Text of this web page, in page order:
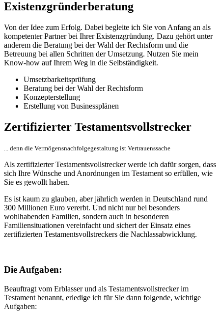
Existenzgründerberatung
Von der Idee zum Erfolg. Dabei begleite ich Sie von Anfang an als
kompetenter Partner bei Ihrer Existenzgründung. Dazu gehört unter
anderem die Beratung bei der Wahl der Rechtsform und die
Betreuung bei allen Schritten der Umsetzung. Nutzen Sie mein
Know-how auf Ihrem Weg in die Selbständigkeit.
Umsetzbarkeitsprüfung
Beratung bei der Wahl der Rechtsform
Konzepterstellung
Erstellung von Businessplänen
Zertifizierter Testamentsvollstrecker
... denn die Vermögensnachfolgegestaltung ist Vertrauenssache
Als zertifizierter Testamentsvollstrecker werde ich dafür sorgen, dass
sich Ihre Wünsche und Anordnungen im Testament so erfüllen, wie
Sie es gewollt haben.
Es ist kaum zu glauben, aber jährlich werden in Deutschland rund
300 Millionen Euro vererbt. Und nicht nur bei besonders
wohlhabenden Familien, sondern auch in besonderen
Familiensituationen vereinfacht und sichert der Einsatz eines
zertifizierten Testamentsvollstreckers die Nachlassabwicklung.
Die Aufgaben:
Beauftragt vom Erblasser und als Testamentsvollstrecker im
Testament benannt, erledige ich für Sie dann folgende, wichtige
Aufgaben: